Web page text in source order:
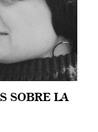
SOBRE LA